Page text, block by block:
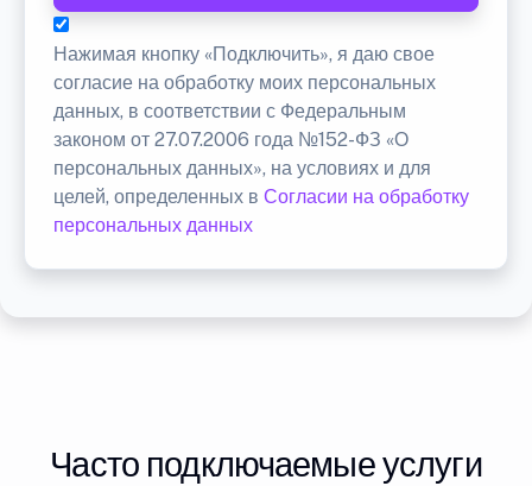
Нажимая кнопку «Подключить», я даю свое
согласие на обработку моих персональных
данных, в соответствии с Федеральным
законом от 27.07.2006 года №152-ФЗ «О
персональных данных», на условиях и для
целей, определенных в Согласии на обработку
персональных данных
Часто подключаемые услуги